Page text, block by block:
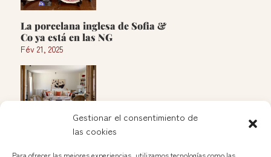
Gestionar el consentimiento de
las cookies
Para ofrecer las mejores experiencias, utilizamos tecnologías como las
La porcelana inglesa de Sofia &
Co ya está en las NG
Fév 21, 2025
Apertura de Soleda en las Nuevas